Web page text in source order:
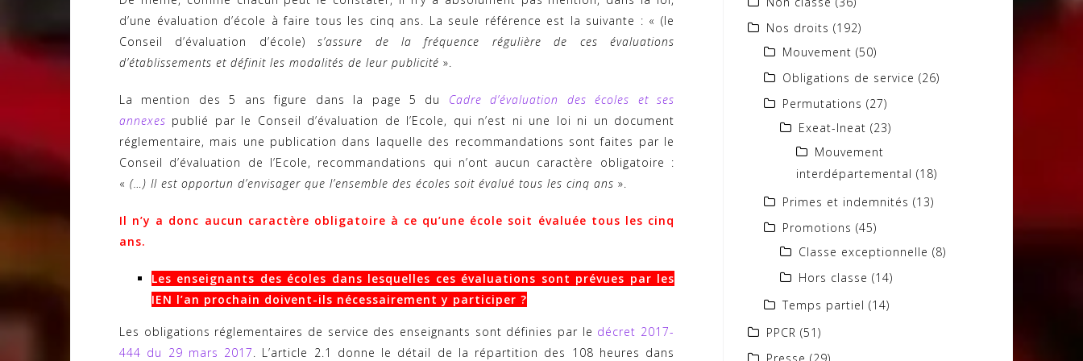
d’une évaluation d’école à faire tous les cinq ans. La seule référence est la suivante : « (le
Conseil d’évaluation d’école)s’assure de la fréquence régulière de ces évaluations
d’établissements et définit les modalités de leur publicité ».
La mention des 5 ans figure dans la page 5 du Cadre d’évaluation des écoles et ses
annexes publié par le Conseil d’évaluation de l’Ecole, qui n’est ni une loi ni un document
réglementaire, mais une publication dans laquelle des recommandations sont faites par le
Conseil d’évaluation de l’Ecole, recommandations qui n’ont aucun caractère obligatoire :
« (…) Il est opportun d’envisager que l’ensemble des écoles soit évalué tous les cinq ans ».
Il n’y a donc aucun caractère obligatoire à ce qu’une école soit évaluée tous les cinq
ans.
Les enseignants des écoles dans lesquelles ces évaluations sont prévues par les
IEN l’an prochain doivent-ils nécessairement y participer ?
Les obligations réglementaires de service des enseignants sont définies par le décret 2017-
444 du 29 mars 2017. L’article 2.1 donne le détail de la répartition des 108 heures dans
Nos droits (192)
Mouvement (50)
Obligations de service (26)
Permutations (27)
Exeat-Ineat (23)
Mouvement
interdépartemental (18)
Primes et indemnités (13)
Promotions (45)
Classe exceptionnelle (8)
Hors classe (14)
Temps partiel (14)
PPCR (51)